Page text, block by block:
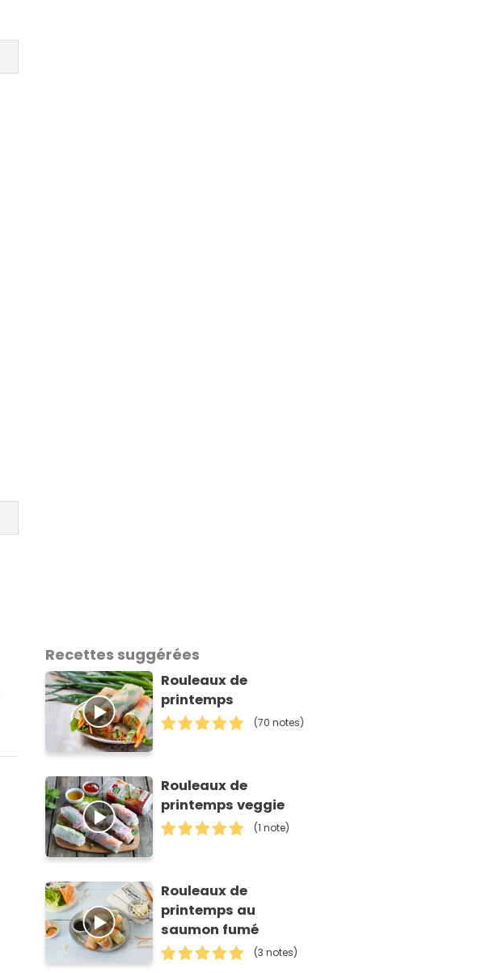
Recettes suggérées
Rouleaux de
printemps
(70 notes)
Rouleaux de
printemps veggie
(1 note)
Rouleaux de
printemps au
saumon fumé
(3 notes)